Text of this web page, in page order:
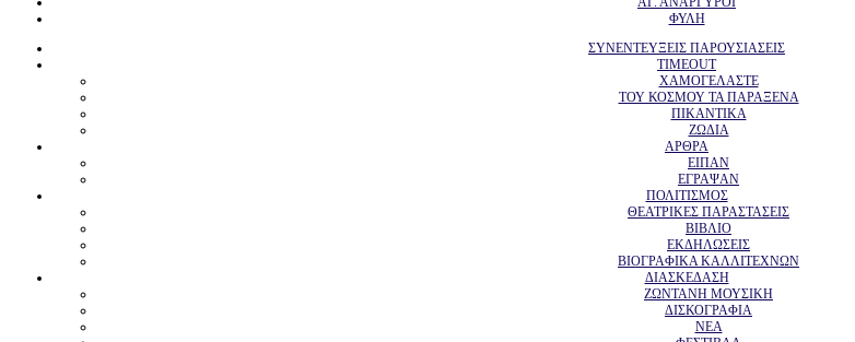
ΦΥΛΗ
ΣΥΝΕΝΤΕΥΞΕΙΣ ΠΑΡΟΥΣΙΑΣΕΙΣ
TIMEOUT
ΧΑΜΟΓΕΛΑΣΤΕ
ΤΟΥ ΚΟΣΜΟΥ ΤΑ ΠΑΡΑΞΕΝΑ
ΠΙΚΑΝΤΙΚΑ
ΖΩΔΙΑ
ΑΡΘΡΑ
ΕΙΠΑΝ
ΕΓΡΑΨΑΝ
ΠΟΛΙΤΙΣΜΟΣ
ΘΕΑΤΡΙΚΕΣ ΠΑΡΑΣΤΑΣΕΙΣ
ΒΙΒΛΙΟ
ΕΚΔΗΛΩΣΕΙΣ
ΒΙΟΓΡΑΦΙΚΑ ΚΑΛΛΙΤΕΧΝΩΝ
ΔΙΑΣΚΕΔΑΣΗ
ΖΩΝΤΑΝΗ ΜΟΥΣΙΚΗ
ΔΙΣΚΟΓΡΑΦΙΑ
ΝΕΑ